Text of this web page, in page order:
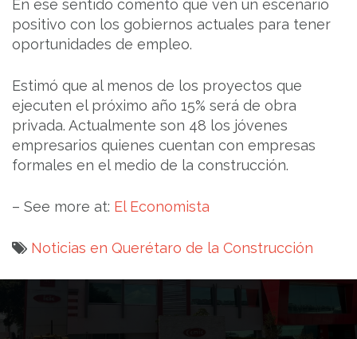
En ese sentido comentó que ven un escenario
positivo con los gobiernos actuales para tener
oportunidades de empleo.
Estimó que al menos de los proyectos que
ejecuten el próximo año 15% será de obra
privada. Actualmente son 48 los jóvenes
empresarios quienes cuentan con empresas
formales en el medio de la construcción.
– See more at: El Economista
Noticias en Querétaro de la Construcción
entradas